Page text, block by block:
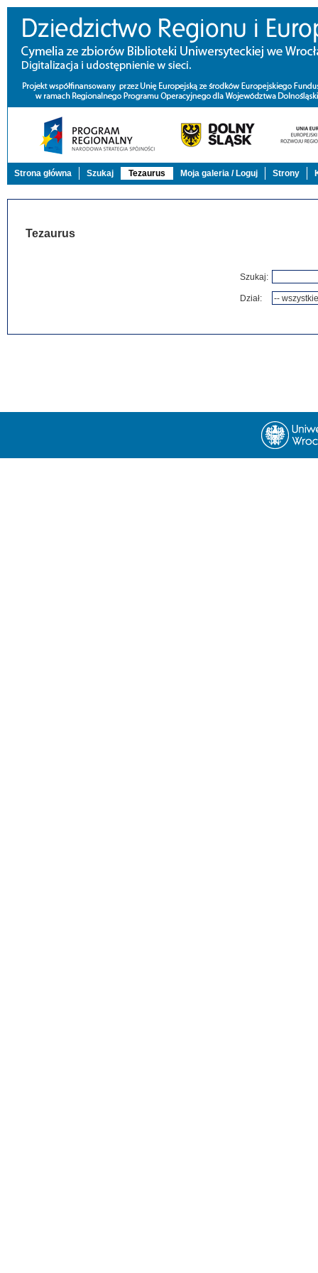
Strona główna Szukaj Tezaurus Moja galeria / Loguj Strony
Tezaurus
Szukaj:
Dział: